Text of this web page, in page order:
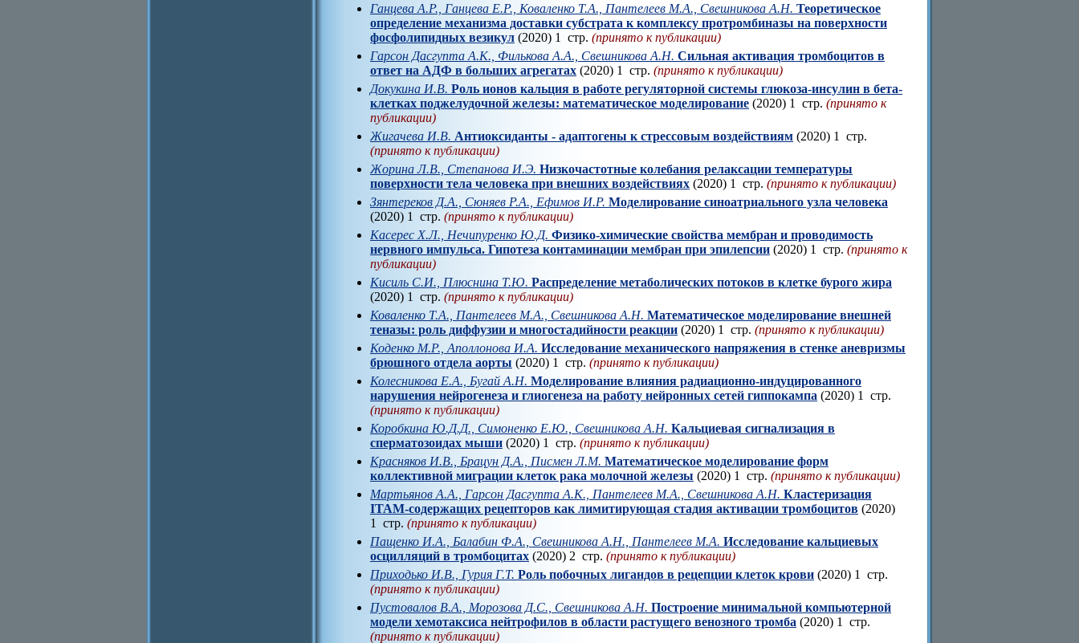
Ганцева А.Р., Ганцева Е.Р., Коваленко Т.А., Пантелеев М.А., Свешникова А.Н. Теоретическое
определение механизма доставки субстрата к комплексу протромбиназы на поверхности
фосфолипидных везикул (2020) 1 стр. (принято к публикации)
Гарсон Дасгупта А.К., Филькова А.А., Свешникова А.Н. Сильная активация тромбоцитов в
ответ на АДФ в больших агрегатах (2020) 1 стр. (принято к публикации)
Докукина И.В. Роль ионов кальция в работе регуляторной системы глюкоза-инсулин в бета-
клетках поджелудочной железы: математическое моделирование (2020) 1 стр. (принято к
публикации)
Жигачева И.В. Антиоксиданты - адаптогены к стрессовым воздействиям (2020) 1 стр.
(принято к публикации)
Жорина Л.В., Степанова И.Э. Низкочастотные колебания релаксации температуры
поверхности тела человека при внешних воздействиях (2020) 1 стр. (принято к публикации)
Зянтереков Д.А., Сюняев Р.А., Ефимов И.Р. Моделирование синоатриального узла человека
(2020) 1 стр. (принято к публикации)
Касерес Х.Л., Нечипуренко Ю.Д. Физико-химические свойства мембран и проводимость
нервного импульса. Гипотеза контаминации мембран при эпилепсии (2020) 1 стр. (принято к
публикации)
Кисиль С.И., Плюснина Т.Ю. Распределение метаболических потоков в клетке бурого жира
(2020) 1 стр. (принято к публикации)
Коваленко Т.А., Пантелеев М.А., Свешникова А.Н. Математическое моделирование внешней
теназы: роль диффузии и многостадийности реакции (2020) 1 стр. (принято к публикации)
Коденко М.Р., Аполлонова И.А. Исследование механического напряжения в стенке аневризмы
брюшного отдела аорты (2020) 1 стр. (принято к публикации)
Колесникова Е.А., Бугай А.Н. Моделирование влияния радиационно-индуцированного
нарушения нейрогенеза и глиогенеза на работу нейронных сетей гиппокампа (2020) 1 стр.
(принято к публикации)
Коробкина Ю.Д.Д., Симоненко Е.Ю., Свешникова А.Н. Кальциевая сигнализация в
сперматозоидах мыши (2020) 1 стр. (принято к публикации)
Красняков И.В., Брацун Д.А., Писмен Л.М. Математическое моделирование форм
коллективной миграции клеток рака молочной железы (2020) 1 стр. (принято к публикации)
Мартьянов А.А., Гарсон Дасгупта А.К., Пантелеев М.А., Свешникова А.Н. Кластеризация
ITAM-содержащих рецепторов как лимитирующая стадия активации тромбоцитов (2020)
1 стр. (принято к публикации)
Пащенко И.А., Балабин Ф.А., Свешникова А.Н., Пантелеев М.А. Исследование кальциевых
осцилляций в тромбоцитах (2020) 2 стр. (принято к публикации)
Приходько И.В., Гурия Г.Т. Роль побочных лигандов в рецепции клеток крови (2020) 1 стр.
(принято к публикации)
Пустовалов В.А., Морозова Д.С., Свешникова А.Н. Построение минимальной компьютерной
модели хемотаксиса нейтрофилов в области растущего венозного тромба (2020) 1 стр.
(принято к публикации)